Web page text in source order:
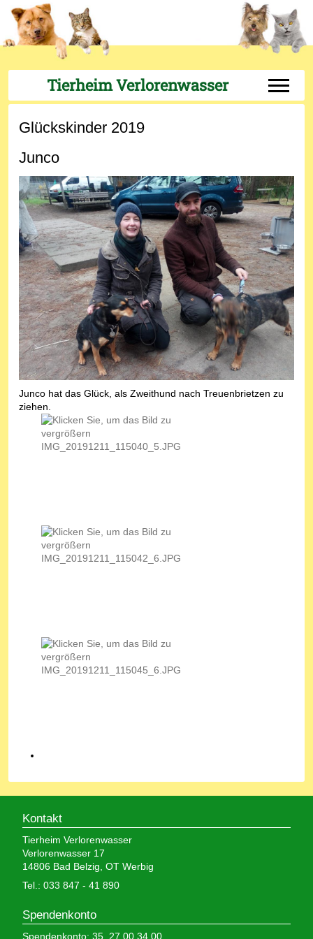
Tierheim Verlorenwasser Off-
Glückskinder 2019
Junco
Junco hat das Glück, als Zweithund nach Treuenbrietzen zu
ziehen.
Kontakt
Tierheim Verlorenwasser
Verlorenwasser 17
14806 Bad Belzig, OT Werbig
Tel.: 033 847 - 41 890
Spendenkonto
Spendenkonto: 35 27 00 34 00